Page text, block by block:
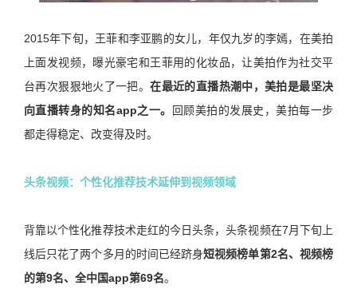
2015年下旬，王菲和李亚鹏的女儿，年仅九岁的李嫣，在美拍
上面发视频，曝光豪宅和王菲用的化妆品，让美拍作为社交平
台再次狠狠地火了一把。在最近的直播热潮中，美拍是最坚决
向直播转身的知名app之一。
回顾美拍的发展史，美拍每一步
都走得稳定、改变得及时。
头条视频：个性化推荐技术延伸到视频领域
背靠以个性化推荐技术走红的今日头条，头条视频在7月下旬上
线后只花了两个多月的时间已经跻身短视频榜单第2名、视频榜
的第9名、全中国app第69名。